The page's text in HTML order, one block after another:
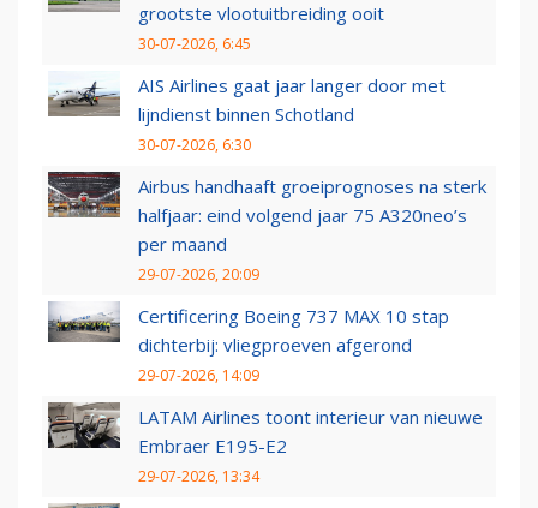
grootste vlootuitbreiding ooit
30-07-2026, 6:45
AIS Airlines gaat jaar langer door met
lijndienst binnen Schotland
30-07-2026, 6:30
Airbus handhaaft groeiprognoses na sterk
halfjaar: eind volgend jaar 75 A320neo’s
per maand
29-07-2026, 20:09
Certificering Boeing 737 MAX 10 stap
dichterbij: vliegproeven afgerond
29-07-2026, 14:09
LATAM Airlines toont interieur van nieuwe
Embraer E195-E2
29-07-2026, 13:34